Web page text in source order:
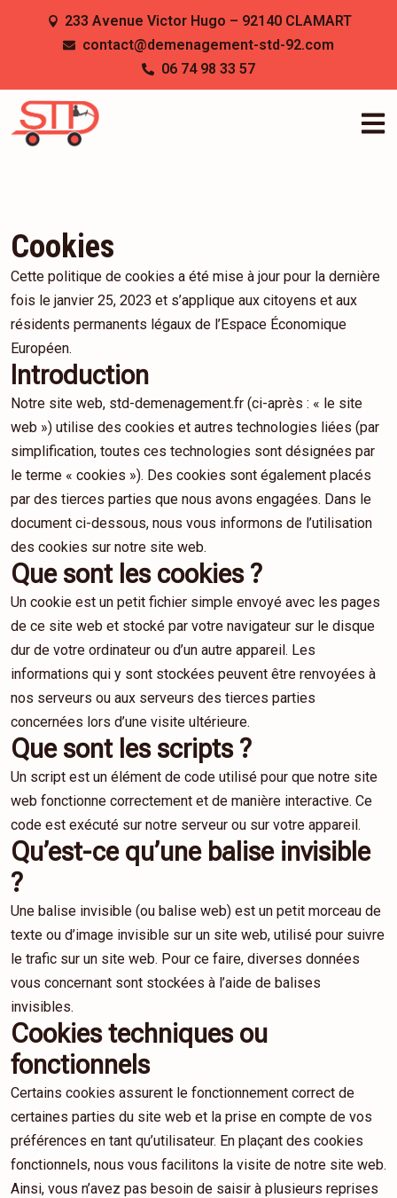
233 Avenue Victor Hugo – 92140 CLAMART
contact@demenagement-std-92.com
06 74 98 33 57
Cookies
Cette politique de cookies a été mise à jour pour la dernière
fois le janvier 25, 2023 et s’applique aux citoyens et aux
résidents permanents légaux de l’Espace Économique
Européen.
Introduction
Notre site web, std-demenagement.fr (ci-après : « le site
web ») utilise des cookies et autres technologies liées (par
simplification, toutes ces technologies sont désignées par
le terme « cookies »). Des cookies sont également placés
par des tierces parties que nous avons engagées. Dans le
document ci-dessous, nous vous informons de l’utilisation
des cookies sur notre site web.
Que sont les cookies ?
Un cookie est un petit fichier simple envoyé avec les pages
de ce site web et stocké par votre navigateur sur le disque
dur de votre ordinateur ou d’un autre appareil. Les
informations qui y sont stockées peuvent être renvoyées à
nos serveurs ou aux serveurs des tierces parties
concernées lors d’une visite ultérieure.
Que sont les scripts ?
Un script est un élément de code utilisé pour que notre site
web fonctionne correctement et de manière interactive. Ce
code est exécuté sur notre serveur ou sur votre appareil.
Qu’est-ce qu’une balise invisible
?
Une balise invisible (ou balise web) est un petit morceau de
texte ou d’image invisible sur un site web, utilisé pour suivre
le trafic sur un site web. Pour ce faire, diverses données
vous concernant sont stockées à l’aide de balises
invisibles.
Cookies techniques ou
fonctionnels
Certains cookies assurent le fonctionnement correct de
certaines parties du site web et la prise en compte de vos
préférences en tant qu’utilisateur. En plaçant des cookies
fonctionnels, nous vous facilitons la visite de notre site web.
Ainsi, vous n’avez pas besoin de saisir à plusieurs reprises